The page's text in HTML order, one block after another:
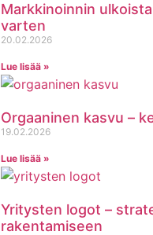
Markkinoinnin
varten
20.02.2026
Lue lisää »
Orgaaninen kasvu –
19.02.2026
Lue lisää »
Yritysten logot –
rakentamiseen